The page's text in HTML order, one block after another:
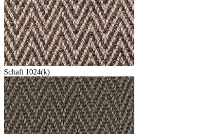
Schaft 1024(k)